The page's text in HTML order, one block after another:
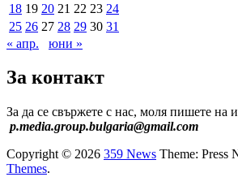
18 19 20 21 22 23 24
25 26 27 28 29 30 31
« апр.
юни »
За контакт
За да се свържете с нас, моля пишете на
p.media.group.bulgaria@gmail.com
Copyright © 2026 359 News Theme: Press
Themes.